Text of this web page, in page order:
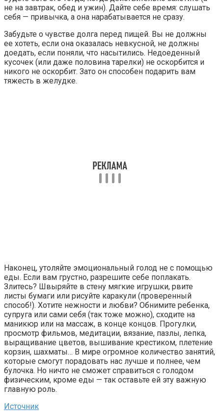
не на завтрак, обед и ужин). Дайте себе время: слушать
себя — привычка, а она нарабатывается не сразу.
Забудьте о чувстве долга перед пищей. Вы не должны
ее хотеть, если она оказалась невкусной, не должны
доедать, если поняли, что насытились. Недоеденный
кусочек (или даже половина тарелки) не оскорбится и
никого не оскорбит. Зато он способен подарить вам
тяжесть в желудке.
Наконец, утоляйте эмоциональный голод не с помощью
еды. Если вам грустно, разрешите себе поплакать.
Злитесь? Швыряйте в стену мягкие игрушки, рвите
листы бумаги или рисуйте каракули (проверенный
способ!). Хотите нежности и любви? Обнимите ребенка,
супруга или сами себя (так тоже можно), сходите на
маникюр или на массаж, в конце концов. Прогулки,
просмотр фильмов, медитации, вязание, пазлы, лепка,
выращивание цветов, вышивание крестиком, плетение
корзин, шахматы… В мире огромное количество занятий,
которые смогут порадовать нас лучше и полнее, чем
булочка. Но ничто не сможет справиться с голодом
физическим, кроме еды — так оставьте ей эту важную
главную роль.
Источник